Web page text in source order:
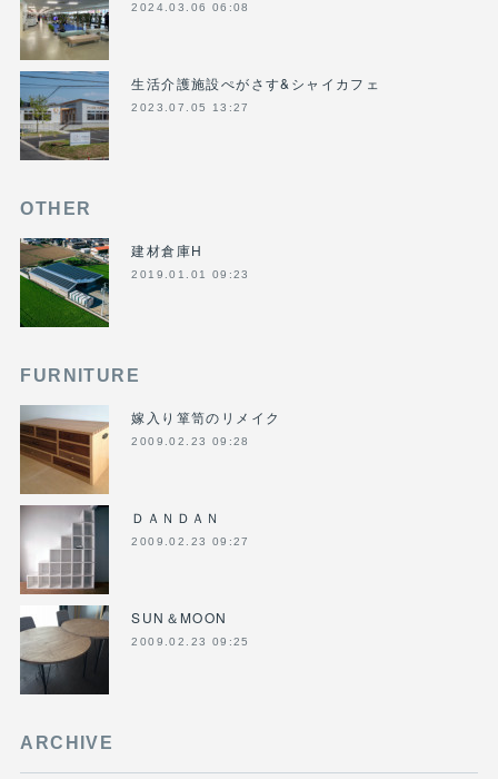
2024.03.06 06:08
生活介護施設ぺがさす&シャイカフェ
2023.07.05 13:27
OTHER
建材倉庫H
2019.01.01 09:23
FURNITURE
嫁入り箪笥のリメイク
2009.02.23 09:28
ＤＡＮＤＡＮ
2009.02.23 09:27
SUN＆MOON
2009.02.23 09:25
ARCHIVE